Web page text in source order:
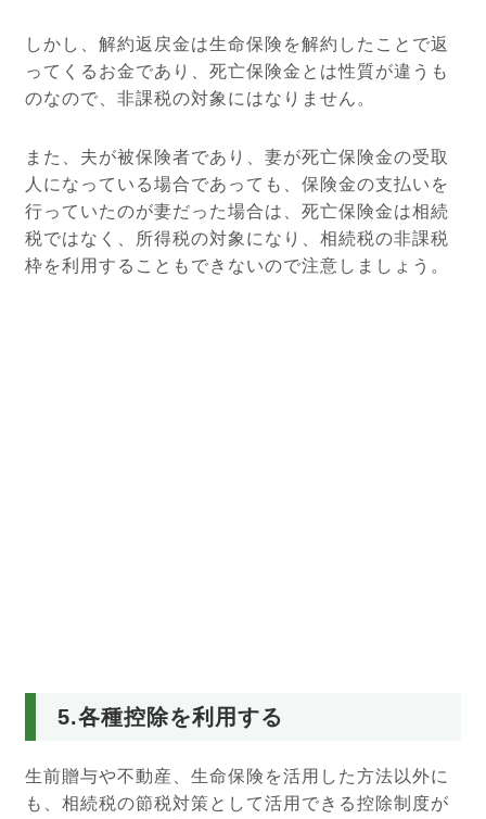
しかし、解約返戻金は生命保険を解約したことで返
ってくるお金であり、死亡保険金とは性質が違うも
のなので、非課税の対象にはなりません。
また、夫が被保険者であり、妻が死亡保険金の受取
人になっている場合であっても、保険金の支払いを
行っていたのが妻だった場合は、死亡保険金は相続
税ではなく、所得税の対象になり、相続税の非課税
枠を利用することもできないので注意しましょう。
5.各種控除を利用する
生前贈与や不動産、生命保険を活用した方法以外に
も、相続税の節税対策として活用できる控除制度が